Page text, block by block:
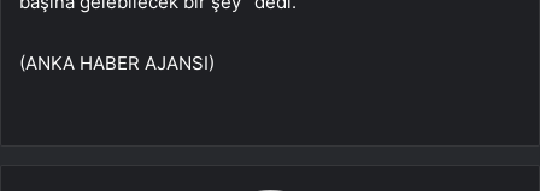
(ANKA HABER AJANSI)